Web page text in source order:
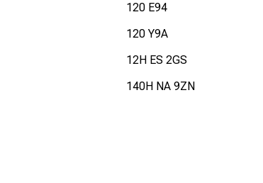
120 E94
120 Y9A
12H ES 2GS
140H NA 9ZN